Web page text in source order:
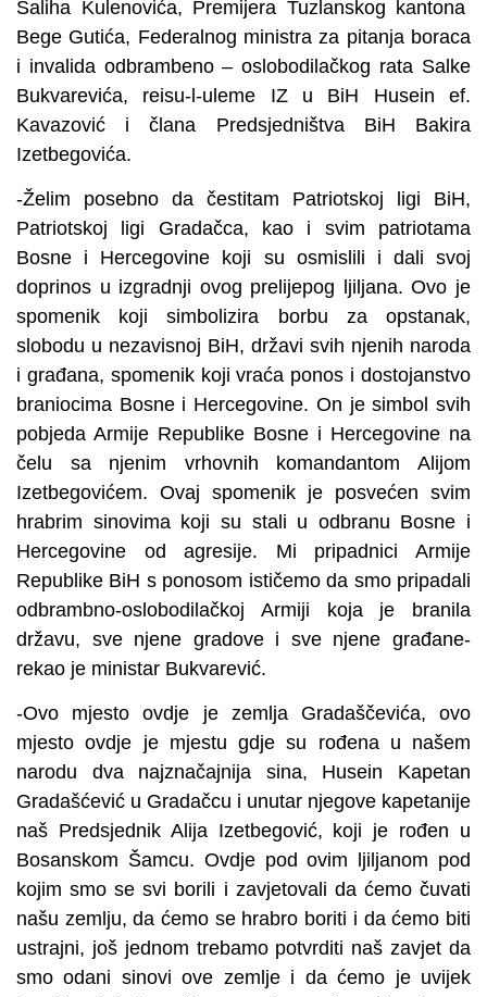
Saliha Kulenovića, Premijera Tuzlanskog kantona
Bege Gutića, Federalnog ministra za pitanja boraca
i invalida odbrambeno – oslobodilačkog rata Salke
Bukvarevića, reisu-l-uleme IZ u BiH Husein ef.
Kavazović i člana Predsjedništva BiH Bakira
Izetbegovića.
-Želim posebno da čestitam Patriotskoj ligi BiH,
Patriotskoj ligi Gradačca, kao i svim patriotama
Bosne i Hercegovine koji su osmislili i dali svoj
doprinos u izgradnji ovog prelijepog ljiljana. Ovo je
spomenik koji simbolizira borbu za opstanak,
slobodu u nezavisnoj BiH, državi svih njenih naroda
i građana, spomenik koji vraća ponos i dostojanstvo
braniocima Bosne i Hercegovine. On je simbol svih
pobjeda Armije Republike Bosne i Hercegovine na
čelu sa njenim vrhovnih komandantom Alijom
Izetbegovićem. Ovaj spomenik je posvećen svim
hrabrim sinovima koji su stali u odbranu Bosne i
Hercegovine od agresije. Mi pripadnici Armije
Republike BiH s ponosom ističemo da smo pripadali
odbrambno-oslobodilačkoj Armiji koja je branila
državu, sve njene gradove i sve njene građane-
rekao je ministar Bukvarević.
-Ovo mjesto ovdje je zemlja Gradaščevića, ovo
mjesto ovdje je mjestu gdje su rođena u našem
narodu dva najznačajnija sina, Husein Kapetan
Gradašćević u Gradačcu i unutar njegove kapetanije
naš Predsjednik Alija Izetbegović, koji je rođen u
Bosanskom Šamcu. Ovdje pod ovim ljiljanom pod
kojim smo se svi borili i zavjetovali da ćemo čuvati
našu zemlju, da ćemo se hrabro boriti i da ćemo biti
ustrajni, još jednom trebamo potvrditi naš zavjet da
smo odani sinovi ove zemlje i da ćemo je uvijek